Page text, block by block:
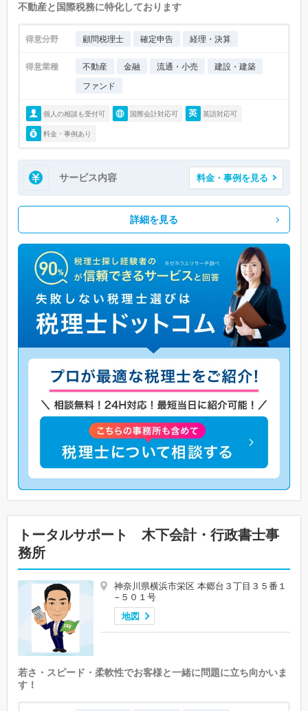
不動産と国際税務に特化しております
得意分野 顧問税理士 確定申告 経理・決算
得意業種 不動産 金融 流通・小売
建設・建築
ファンド
個人の相談も受付可 国際会計対応可 英語対応可
料金・事例あり
サービス内容 料金・事例を見る
詳細を見る
トータルサポート 木下会計・行政書士事
務所
神奈川県横浜市栄区 本郷台３丁目３５番１
−５０１号
地図
若さ・スピード・柔軟性でお客様と一緒に問題に立ち向かいま
す！